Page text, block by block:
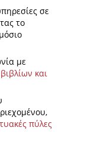
σε
το
με
και
πύλες